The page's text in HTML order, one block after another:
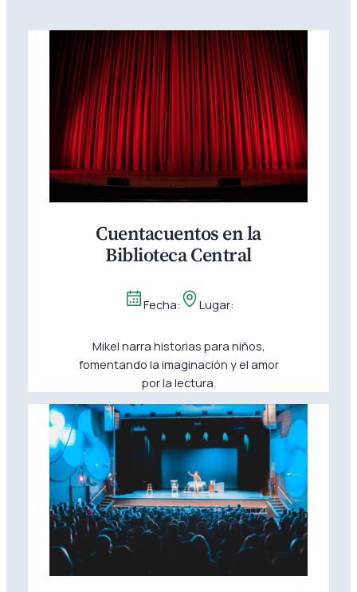
Cuentacuentos en la
Biblioteca Central
Fecha: Lugar:
Mikel narra historias para niños,
fomentando la imaginación y el amor
por la lectura.